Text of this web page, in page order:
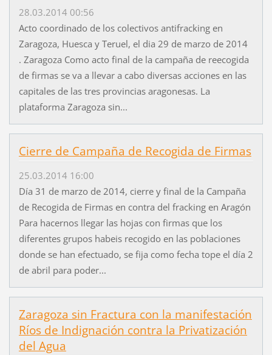
28.03.2014 00:56
Acto coordinado de los colectivos antifracking en
Zaragoza, Huesca y Teruel, el dia 29 de marzo de 2014
. Zaragoza Como acto final de la campaña de reecogida
de firmas se va a llevar a cabo diversas acciones en las
capitales de las tres provincias aragonesas. La
plataforma Zaragoza sin...
Cierre de Campaña de Recogida de Firmas
25.03.2014 16:00
Día 31 de marzo de 2014, cierre y final de la Campaña
de Recogida de Firmas en contra del fracking en Aragón
Para hacernos llegar las hojas con firmas que los
diferentes grupos habeis recogido en las poblaciones
donde se han efectuado, se fija como fecha tope el día 2
de abril para poder...
Zaragoza sin Fractura con la manifestación
Ríos de Indignación contra la Privatización
del Agua